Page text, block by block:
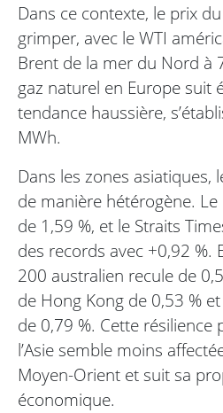
Dans ce contexte, le prix
grimper, avec le WTI
Brent de la mer du Nord à
gaz naturel en Europe suit
tendance haussière,
MWh.
Dans les zones asiatiques,
de manière hétérogène.
de 1,59 %, et le Straits
des records avec +0,92 %.
200 australien recule de
de Hong Kong de 0,53 %
de 0,79 %. Cette résilience
l’Asie semble moins
Moyen-Orient et suit sa
économique.